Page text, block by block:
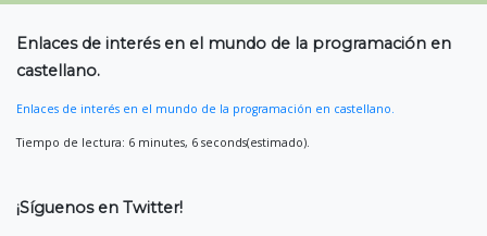
Enlaces de interés en el mundo de la programación en
castellano.
Enlaces de interés en el mundo de la programación en castellano.
Tiempo de lectura: 6 minutes, 6 seconds(estimado).
¡Síguenos en Twitter!